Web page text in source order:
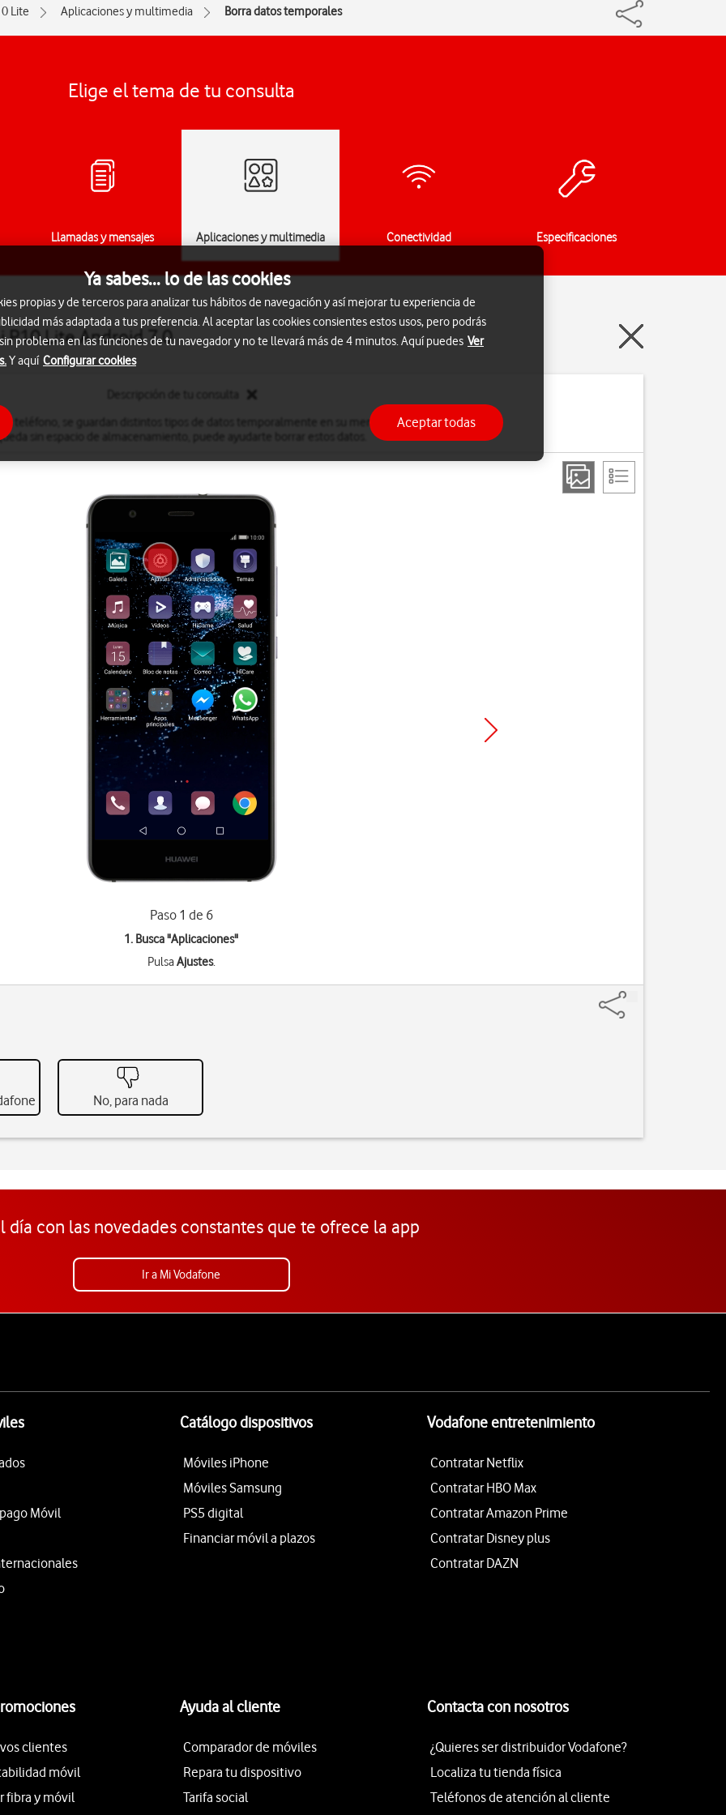
Lite Aplicaciones y multimedia Borra datos temporales
Elige el tema de tu consulta
Llamadas y mensajes Aplicaciones y multimedia Conectividad Especificaciones
P10 Lite Android 7.0
el teléfono, se guardan distintos tipos de datos temporalmente en su memoria. Si el teléfono se
sin espacio de almacenamiento, puede ayudarte borrar estos datos.
Paso 1 de 6
1. Busca "Aplicaciones"
PulsaAjustes.
No, para nada
día con las novedades constantes que te ofrece la app
Ir a Mi Vodafone
Móvil
Catálogo dispositivos
Móviles iPhone
Móviles Samsung
PS5 digital
Financiar móvil a plazos
Vodafone entretenimiento
Contratar Netflix
Contratar HBO Max
Contratar Amazon Prime
Contratar Disney plus
Contratar DAZN
clientes
móvil
fibra y móvil
Ayuda al cliente
Comparador de móviles
Repara tu dispositivo
Tarifa social
Contacta con nosotros
¿Quieres ser distribuidor Vodafone?
Localiza tu tienda física
Teléfonos de atención al cliente
Ya sabes... lo de las cookies
propias y de terceros para analizar tus hábitos de navegación y así mejorar tu experiencia de
más adaptada a tus preferencia. Al aceptar las cookies consientes estos usos, pero podrás
problema en las funciones de tu navegador y no te llevará más de 4 minutos. Aquí puedes Ver
Y aquí Configurar cookies
Aceptar todas